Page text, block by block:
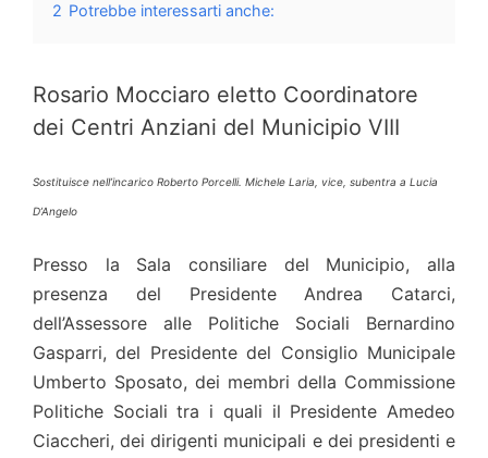
2 Potrebbe interessarti anche:
Rosario Mocciaro eletto Coordinatore
dei Centri Anziani del Municipio VIII
Sostituisce nell’incarico Roberto Porcelli. Michele Laria, vice, subentra a Lucia
D’Angelo
Presso la Sala consiliare del Municipio, alla
presenza del Presidente Andrea Catarci,
dell’Assessore alle Politiche Sociali Bernardino
Gasparri, del Presidente del Consiglio Municipale
Umberto Sposato, dei membri della Commissione
Politiche Sociali tra i quali il Presidente Amedeo
Ciaccheri, dei dirigenti municipali e dei presidenti e